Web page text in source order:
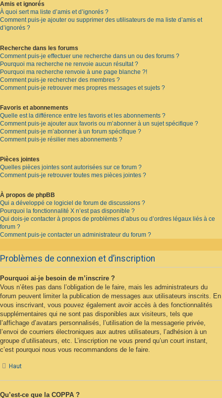
Amis et ignorés
À quoi sert ma liste d’amis et d’ignorés ?
Comment puis-je ajouter ou supprimer des utilisateurs de ma liste d’amis et
d’ignorés ?
Recherche dans les forums
Comment puis-je effectuer une recherche dans un ou des forums ?
Pourquoi ma recherche ne renvoie aucun résultat ?
Pourquoi ma recherche renvoie à une page blanche ?!
Comment puis-je rechercher des membres ?
Comment puis-je retrouver mes propres messages et sujets ?
Favoris et abonnements
Quelle est la différence entre les favoris et les abonnements ?
Comment puis-je ajouter aux favoris ou m’abonner à un sujet spécifique ?
Comment puis-je m’abonner à un forum spécifique ?
Comment puis-je résilier mes abonnements ?
Pièces jointes
Quelles pièces jointes sont autorisées sur ce forum ?
Comment puis-je retrouver toutes mes pièces jointes ?
À propos de phpBB
Qui a développé ce logiciel de forum de discussions ?
Pourquoi la fonctionnalité X n’est pas disponible ?
Qui dois-je contacter à propos de problèmes d’abus ou d’ordres légaux liés à ce
forum ?
Comment puis-je contacter un administrateur du forum ?
Problèmes de connexion et d’inscription
Pourquoi ai-je besoin de m’inscrire ?
Vous n’êtes pas dans l’obligation de le faire, mais les administrateurs du
forum peuvent limiter la publication de messages aux utilisateurs inscrits. En
vous inscrivant, vous pouvez également avoir accès à des fonctionnalités
supplémentaires qui ne sont pas disponibles aux visiteurs, tels que
l’affichage d’avatars personnalisés, l’utilisation de la messagerie privée,
l’envoi de courriers électroniques aux autres utilisateurs, l’adhésion à un
groupe d’utilisateurs, etc. L’inscription ne vous prend qu’un court instant,
c’est pourquoi nous vous recommandons de le faire.
Haut
Qu’est-ce que la COPPA ?